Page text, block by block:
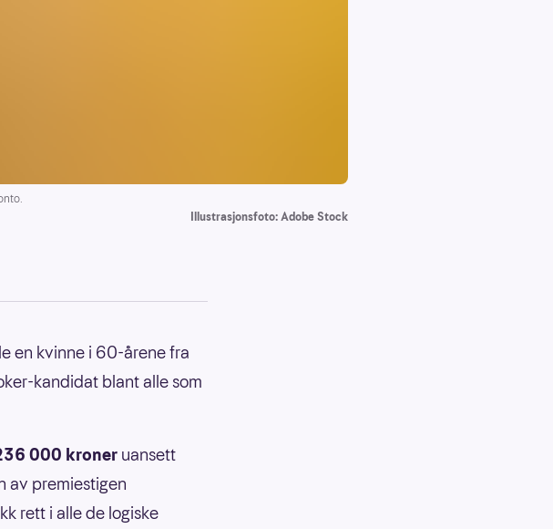
Illustrasjonsfoto: Adobe Stock
en kvinne i 60-årene fra
kandidat blant alle som
000 kroner uansett
av premiestigen
rett i alle de logiske